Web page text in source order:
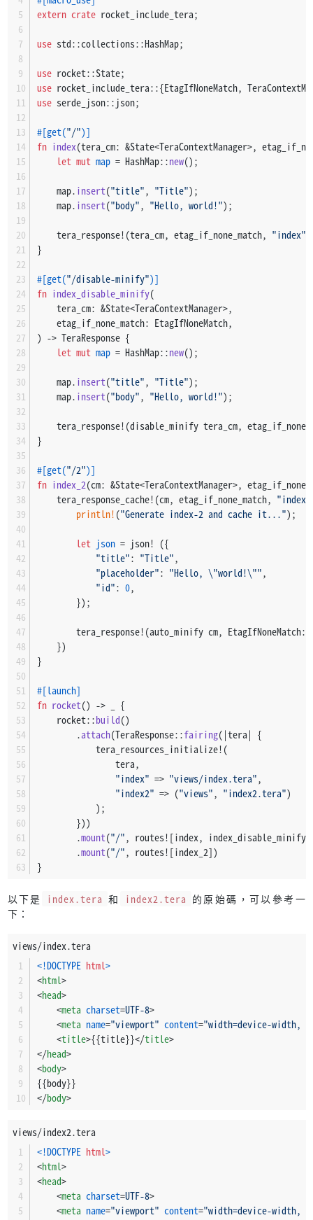
extern crate rocket_include_tera;
use std::collections::HashMap;
use rocket::State;
use rocket_include_tera::{EtagIfNoneMatch,
use serde_json::json;
#[get("/")]
fn index(tera_cm: &State<TeraContextManager>,
let mut map = HashMap::new();
    map.
insert("title", "Title");
    map.
insert("body", "Hello, world!");
    tera_response!(tera_cm, etag_if_none_match,
"index"
}
#[get("/disable-minify")]
fn index_disable_minify(
    tera_cm: &State<TeraContextManager>,
    etag_if_none_match: EtagIfNoneMatch,
) -> TeraResponse {
let mut map = HashMap::new();
    map.
insert("title", "Title");
    map.
insert("body", "Hello, world!");
tera_response!(disable_minify tera_cm,
}
#[get("/2")]
fn index_2(cm: &State<TeraContextManager>,
    tera_response_cache!(cm, etag_if_none_match,
"index-
println! ("Generate index-2 and cache it...");
let json = json! ({
"title": "Title",
"placeholder": "Hello, \"world!\"",
"id": 0,
        });
        tera_response!(auto_minify cm, EtagIfNoneMatch::
    })
}
#[launch]
fn rocket() -> _ {
    rocket::
build()
        .
attach(TeraResponse::fairing(|tera| {
            tera_resources_initialize!(
                tera,
"index" => "views/index.tera",
"index2" => ("views", "index2.tera")
            );
        }))
        .
mount("/", routes![index,
        .
mount("/", routes![index_2])
}
以下是 index.tera 和 index2.tera 的原始碼，可以參考一
下：
views/index.tera
<!DOCTYPE html>
<html>
<head>
<meta charset=UTF-8>
<meta name="viewport" content="width=device-
<title>{{title}}</title>
</head>
<body>
{{body}}
</body>
views/index2.tera
<!DOCTYPE html>
<html>
<head>
<meta charset=UTF-8>
<meta name="viewport" content="width=device-